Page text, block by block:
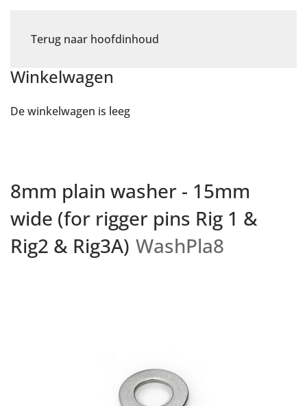
Terug naar hoofdinhoud
Winkelwagen
De winkelwagen is leeg
8mm plain washer - 15mm
wide (for rigger pins Rig 1 &
Rig2 & Rig3A) WashPla8